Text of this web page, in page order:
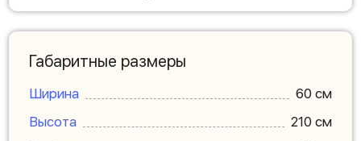
Габаритные размеры
Ширина
60 см
Высота
210 см